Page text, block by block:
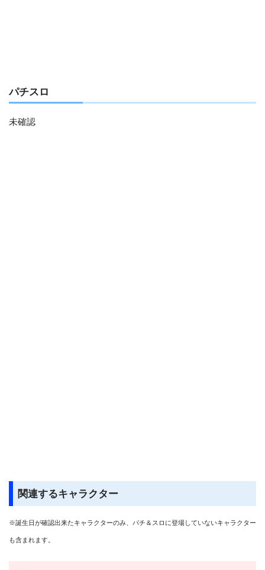
パチスロ
未確認
関連するキャラクター
※誕生日が確認出来たキャラクターのみ、パチ＆スロに登場していないキャラクター
も含まれます。